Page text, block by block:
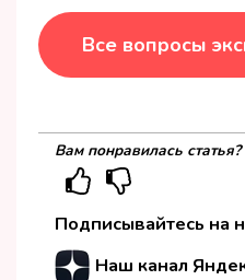
Все вопросы
Вам понравилась статья?
Подписывайтесь на
Наш канал